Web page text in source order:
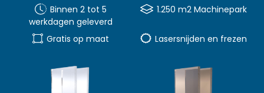
Accessoires
Binnen 2 tot 5
werkdagen geleverd
1.250 m2 Machinepark
Gratis op maat Lasersnijden en frezen